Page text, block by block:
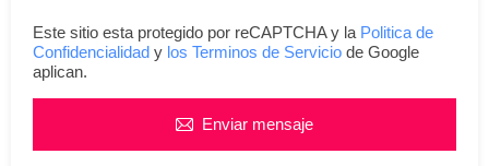
Este sitio esta protegido por reCAPTCHA y la Politica de
Confidencialidad y los Terminos de Servicio de Google
aplican.
Enviar mensaje